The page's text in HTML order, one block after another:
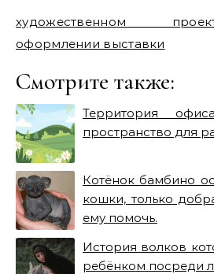
художественном
оформлении выставки
Смотрите также:
Территория
пространство для
Котёнок бамбино
кошки, только
ему помочь.
История волков
ребёнком посреди